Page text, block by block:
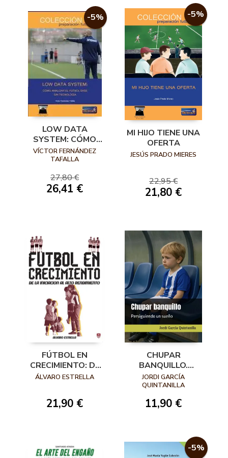
-5%
LOW DATA
SYSTEM: CÓMO
ANALIZAR EL
FÚTBOL BASE SIN
VÍCTOR FERNÁNDEZ
TAFALLA
27,80 €
26,41 €
-5%
MI HIJO TIENE UNA
OFERTA
JESÚS PRADO MIERES
22,95 €
21,80 €
FÚTBOL EN
CRECIMIENTO: DE
LA INICIACIÓN AL
ÁLVARO ESTRELLA
21,90 €
CHUPAR
BANQUILLO.
PERSIGUIENDO UN
SUEÑO
JORDI GARCÍA
QUINTANILLA
11,90 €
-5%